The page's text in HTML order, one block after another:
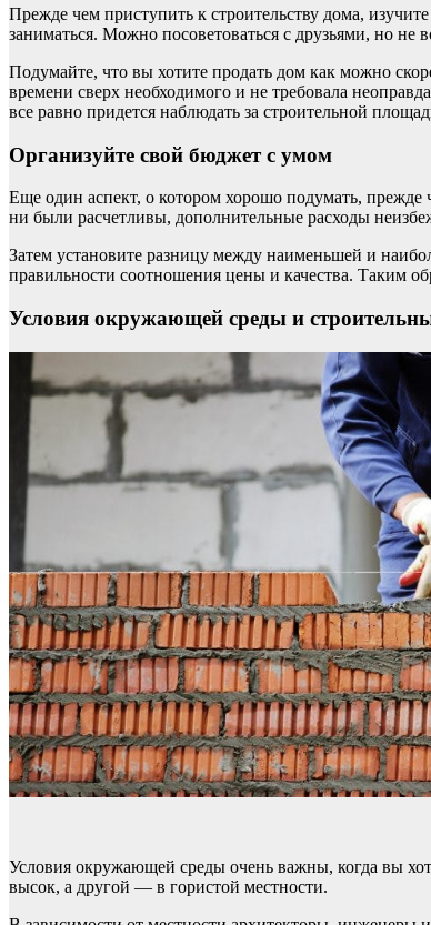
Прежде чем приступить к строительству дома,
заниматься. Можно посоветоваться с друзьями, но не
Подумайте, что вы хотите продать дом как можно
времени сверх необходимого и не требовала
все равно придется наблюдать за строительной
Организуйте свой бюджет с умом
Еще один аспект, о котором хорошо подумать,
ни были расчетливы, дополнительные расходы
Затем установите разницу между наименьшей и
правильности соотношения цены и качества. Таким
Условия окружающей среды и
Условия окружающей среды очень важны, когда вы
высок, а другой — в гористой местности.